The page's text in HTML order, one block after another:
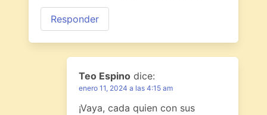
Responder
Teo Espino dice:
enero 11, 2024 a las 4:15 am
¡Vaya, cada quien con sus